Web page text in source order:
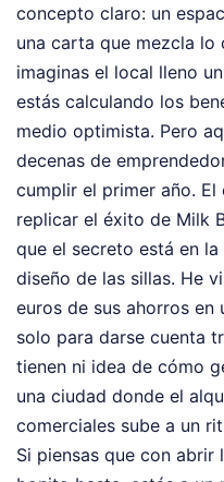
concepto claro: un
una carta que mezcla lo
imaginas el local lleno
estás calculando los
medio optimista. Pero
decenas de
cumplir el primer año.
replicar el éxito de Milk
que el secreto está en
diseño de las sillas. He
euros de sus ahorros en
solo para darse cuenta
tienen ni idea de cómo
una ciudad donde el
comerciales sube a un
Si piensas que con